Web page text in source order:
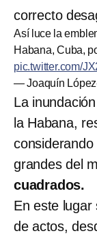
correcto
Así luce la
Habana, Cuba,
pic.twitter.com/
— Joaquín
La
la Habana,
grandes del
cuadrados.
En este lugar
de actos,